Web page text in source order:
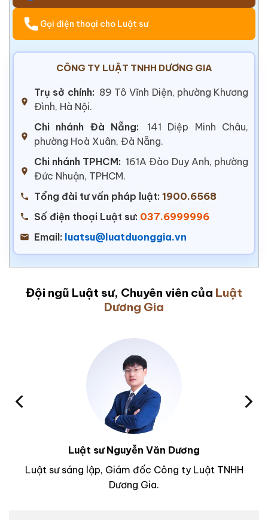
Gọi điện thoại cho Luật sư
CÔNG TY LUẬT TNHH DƯƠNG GIA
Trụ sở chính: 89 Tô Vĩnh Diện, phường Khương
Đình, Hà Nội.
Chi nhánh Đà Nẵng:
141 Diệp Minh Châu,
phường Hoà Xuân, Đà Nẵng.
Chi nhánh TPHCM: 161A Đào Duy Anh, phường
Đức Nhuận, TPHCM.
Tổng đài tư vấn pháp luật: 1900.6568
Số điện thoại Luật sư: 037.6999996
Email: luatsu@luatduonggia.vn
Đội ngũ Luật sư, Chuyên viên của Luật
Dương Gia
Luật sư Nguyễn Văn Dương
Luật sư sáng lập, Giám đốc Công ty Luật TNHH
Dương Gia.